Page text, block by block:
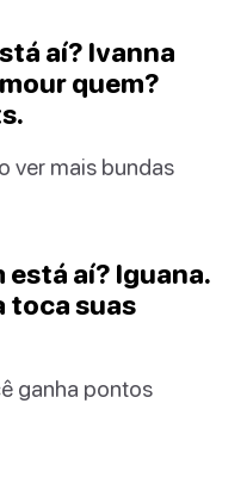
aí? Ivanna
quem?
ver mais bundas
está aí? Iguana.
toca suas
ganha pontos